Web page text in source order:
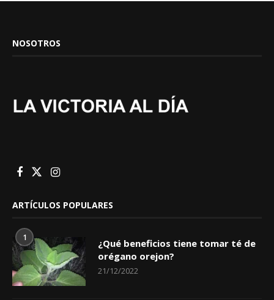
NOSOTROS
ARTÍCULOS POPULARES
1
¿Qué beneficios tiene tomar té de
orégano orejon?
21/12/2022